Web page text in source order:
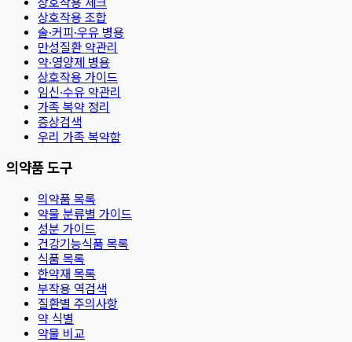
상호작용 조합
술·커피·우유 병용
만성질환 약관리
약·영양제 병용
상호작용 가이드
임신·수유 약관리
가족 복약 정리
증상검색
우리 가족 복약함
의약품 도구
의약품 목록
약물 분류별 가이드
성분 가이드
건강기능식품 목록
식품 목록
한약재 목록
부작용 역검색
질환별 주의사항
약 식별
약물 비교